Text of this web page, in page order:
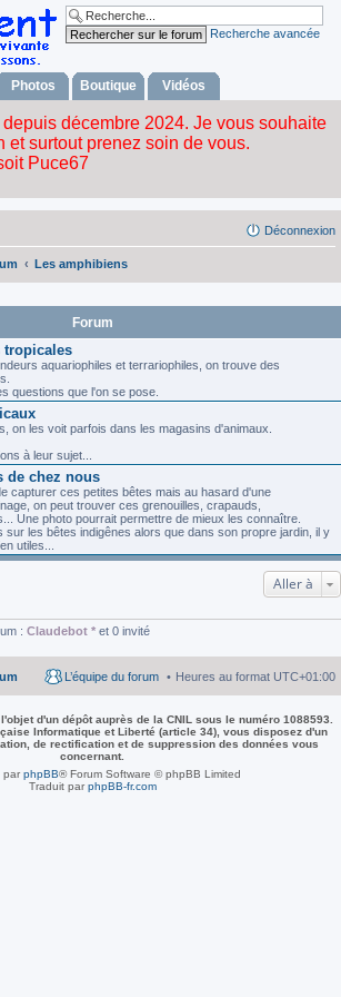
Recherche avancée
Photos Boutique Vidéos
Déconnexion
Les amphibiens
Forum
tropicales
aquariophiles et terrariophiles, on trouve des
questions que l'on se pose.
on les voit parfois dans les magasins d'animaux.
à leur sujet...
de chez nous
capturer ces petites bêtes mais au hasard d'une
on peut trouver ces grenouilles, crapauds,
Une photo pourrait permettre de mieux les connaître.
sur les bêtes indigênes alors que dans son propre jardin, il y
utiles...
Aller à
: Claudebot * et 0 invité
Heures au format UTC+01:00
L’équipe du forum
d'un dépôt auprès de la CNIL sous le numéro 1088593.
Informatique et Liberté (article 34), vous disposez d'un
de rectification et de suppression des données vous
concernant.
parphpBB® Forum Software © phpBB Limited
Traduit parphpBB-fr.com